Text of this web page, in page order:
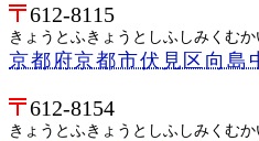
612-8115
きょうとふきょうとしふしみくむ
京都府京都市伏見区向島
612-8154
きょうとふきょうとしふしみくむ